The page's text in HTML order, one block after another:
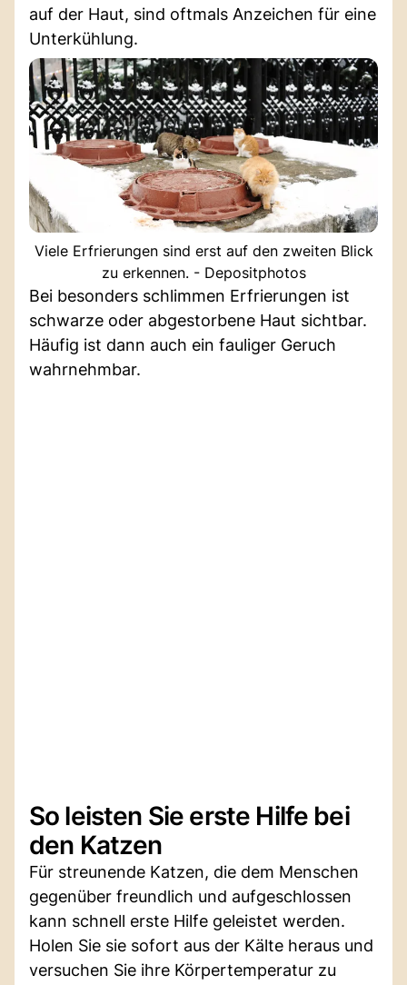
auf der Haut, sind oftmals Anzeichen für eine
Unterkühlung.
Viele Erfrierungen sind erst auf den zweiten Blick
zu erkennen. - Depositphotos
Bei besonders schlimmen Erfrierungen ist
schwarze oder abgestorbene Haut sichtbar.
Häufig ist dann auch ein fauliger Geruch
wahrnehmbar.
So leisten Sie erste Hilfe bei
den Katzen
Für streunende Katzen, die dem Menschen
gegenüber freundlich und aufgeschlossen
kann schnell erste Hilfe geleistet werden.
Holen Sie sie sofort aus der Kälte heraus und
versuchen Sie ihre Körpertemperatur zu